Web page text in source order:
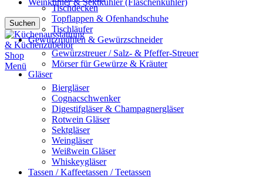
Weinkühler & Sektkühler (Flaschenkühler)
Suchen
Menü
Tischdecken
Topflappen & Ofenhandschuhe
Tischläufer
Gewürzmühlen & Gewürzschneider
Gewürzstreuer / Salz- & Pfeffer-Streuer
Mörser für Gewürze & Kräuter
Gläser
Biergläser
Cognacschwenker
Digestifgläser & Champagnergläser
Rotwein Gläser
Sektgläser
Weingläser
Weißwein Gläser
Whiskeygläser
Tassen / Kaffeetassen / Teetassen